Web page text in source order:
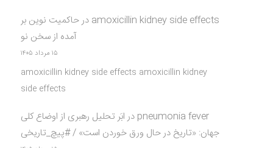
amoxicillin kidney side effects درحاکمیت نوین بر
آمده از سخن نو
۱۵ مرداد ۱۴۰۵
amoxicillin kidney side effects amoxicillin kidney
side effects
pneumonia fever درابَر تحلیل رهبری از اوضاع کلی
جهان: «تاریخ در حال ورق خوردن است» / #پیچ_تاریخی